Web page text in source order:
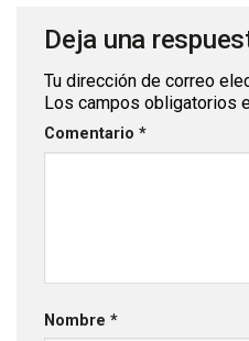
Deja una
Tu dirección de correo
Los campos obligatorios
Comentario *
Nombre *
gracias.